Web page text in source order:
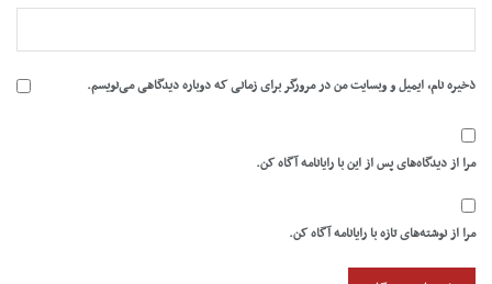
ذخیره نام، ایمیل و وبسایت من در مرورگر برای زمانی که دوباره دیدگاهی می‌نویسم.
مرا از دیدگاه‌های پس از این با رایانامه آگاه کن.
مرا از نوشته‌های تازه با رایانامه آگاه کن.